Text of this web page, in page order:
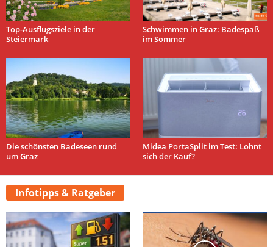
Die schönsten Badeseen rund
um Graz
Midea PortaSplit im Test: Lohnt
Infotipps & Ratgeber
00:40:53